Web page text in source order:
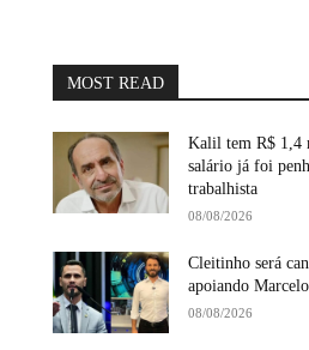
MOST READ
Kalil tem R$ 1,4
salário já foi
trabalhista
08/08/2026
Cleitinho será
apoiando
08/08/2026